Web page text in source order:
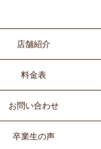
店舗紹介
料金表
お問い合わせ
卒業生の声